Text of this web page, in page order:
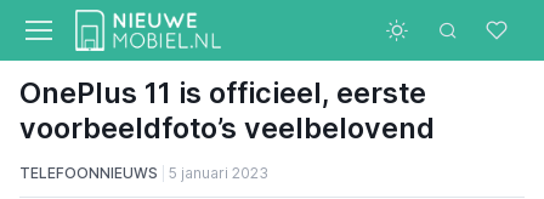
OnePlus 11 is officieel, eerste
voorbeeldfoto’s veelbelovend
TELEFOONNIEUWS 5 januari 2023